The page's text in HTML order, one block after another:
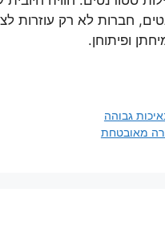
חברות לא רק עוזרות
ופיתוחן.
גבוהה
מאובטחת